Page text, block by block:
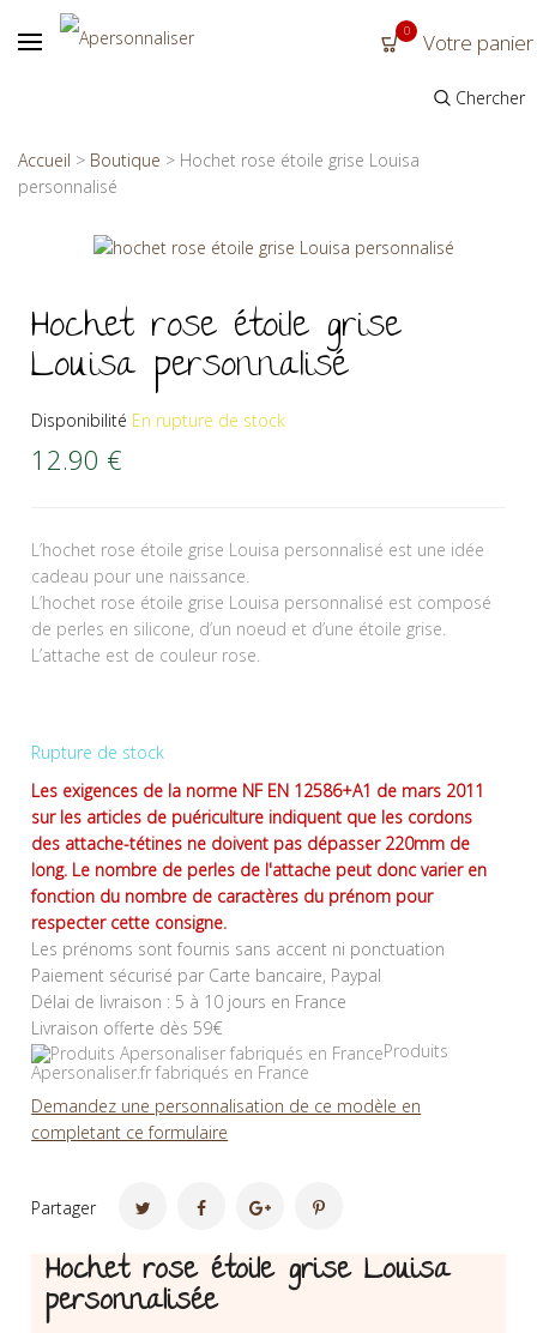
0 Votre panier
Chercher
Accueil > Boutique > Hochet rose étoile grise Louisa
personnalisé
Hochet rose étoile grise
Louisa personnalisé
Disponibilité En rupture de stock
12.90 €
L’hochet rose étoile grise Louisa personnalisé est une idée
cadeau pour une naissance.
L’hochet rose étoile grise Louisa personnalisé est composé
de perles en silicone, d’un noeud et d’une étoile grise.
L’attache est de couleur rose.
Rupture de stock
Les exigences de la norme NF EN 12586+A1 de mars 2011
sur les articles de puériculture indiquent que les cordons
des attache-tétines ne doivent pas dépasser 220mm de
long. Le nombre de perles de l'attache peut donc varier en
fonction du nombre de caractères du prénom pour
respecter cette consigne.
Les prénoms sont fournis sans accent ni ponctuation
Paiement sécurisé par Carte bancaire, Paypal
Délai de livraison : 5 à 10 jours en France
Livraison offerte dès 59€
Produits
Apersonaliser.fr fabriqués en France
Demandez une personnalisation de ce modèle en
completant ce formulaire
Partager
Hochet rose étoile grise Louisa
personnalisée